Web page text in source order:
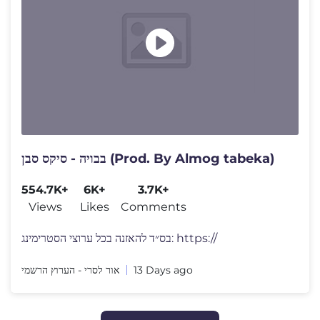
בבויה - סיקס סבן (Prod. By Almog tabeka)
554.7K+
Views
6K+
Likes
3.7K+
Comments
בס״ד להאזנה בכל ערוצי הסטרימינג: https://
אור לסרי - הערוץ הרשמי 13 Days ago